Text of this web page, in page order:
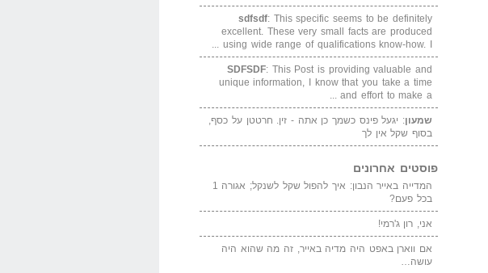
sdfsdf: This specific seems to be definitely
excellent. These very small facts are produced
using wide range of qualifications know-how. I ...
SDFSDF: This Post is providing valuable and
unique information, I know that you take a time
and effort to make a ...
שמעון: יגעל פינס כשמך כן אתה - זין. חרטטן על כסף,
בסוף שקל אין לך
פוסטים אחרונים
המדייה באייר הנבון: איך להפול שקל לשנקל; אגורה 1
בכל פעם?
אני, רון ג'רמי!
אם ווארן באפט היה מדיה באייר, זה מה שהוא היה
עושה…